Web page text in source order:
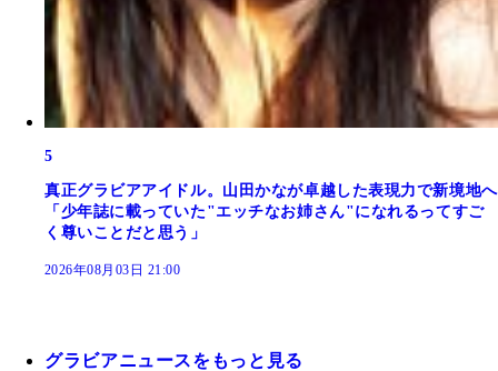
5
真正グラビアアイドル。山田かなが卓越した表現力で新境地へ
「少年誌に載っていた"エッチなお姉さん"になれるってすご
く尊いことだと思う」
2026年08月03日 21:00
グラビアニュースをもっと見る